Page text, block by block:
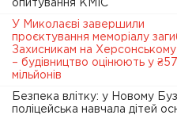
опитування КМІС
У Миколаєві завершили
проєктування меморіалу
Захисникам на
– будівництво оцінюють у ₴57
мільйонів
Безпека влітку: у Новому
поліцейська навчала дітей